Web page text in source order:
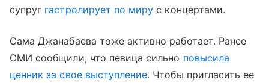
супруг гастролирует по миру с концертами.
Сама Джанабаева тоже активно работает. Ранее
СМИ сообщили, что певица сильно повысила
ценник за свое выступление. Чтобы пригласить ее